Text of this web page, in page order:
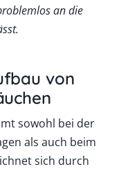
an die
von
sowohl bei der
als auch beim
sich durch